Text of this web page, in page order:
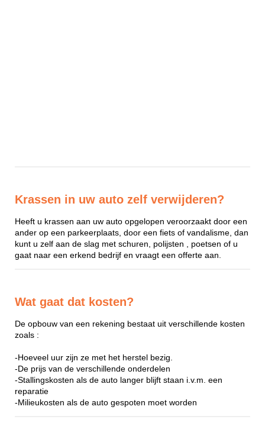
Krassen in uw auto zelf verwijderen?
Heeft u krassen aan uw auto opgelopen veroorzaakt door een
ander op een parkeerplaats, door een fiets of vandalisme, dan
kunt u zelf aan de slag met schuren, polijsten , poetsen of u
gaat naar een erkend bedrijf en vraagt een offerte aan.
Wat gaat dat kosten?
De opbouw van een rekening bestaat uit verschillende kosten
zoals :
-Hoeveel uur zijn ze met het herstel bezig.
-De prijs van de verschillende onderdelen
-Stallingskosten als de auto langer blijft staan i.v.m. een
reparatie
-Milieukosten als de auto gespoten moet worden